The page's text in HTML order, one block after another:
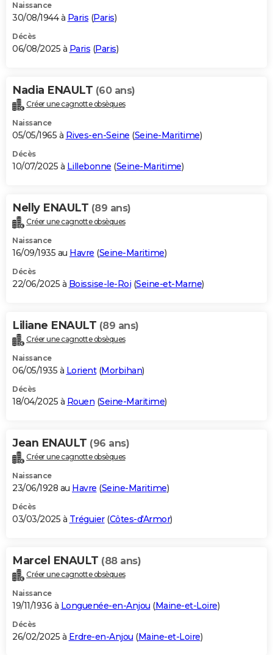
Naissance
30/08/1944 à Paris (Paris)
Décès
06/08/2025 à Paris (Paris)
Nadia ENAULT (60 ans)
Créer une cagnotte obsèques
Naissance
05/05/1965 à Rives-en-Seine (Seine-Maritime)
Décès
10/07/2025 à Lillebonne (Seine-Maritime)
Nelly ENAULT (89 ans)
Créer une cagnotte obsèques
Naissance
16/09/1935 au Havre (Seine-Maritime)
Décès
22/06/2025 à Boissise-le-Roi (Seine-et-Marne)
Liliane ENAULT (89 ans)
Créer une cagnotte obsèques
Naissance
06/05/1935 à Lorient(Morbihan)
Décès
18/04/2025 à Rouen (Seine-Maritime)
Jean ENAULT (96 ans)
Créer une cagnotte obsèques
Naissance
23/06/1928 au Havre (Seine-Maritime)
Décès
03/03/2025 à Tréguier(Côtes-d'Armor)
Marcel ENAULT (88 ans)
Créer une cagnotte obsèques
Naissance
19/11/1936 à Longuenée-en-Anjou (Maine-et-Loire)
Décès
26/02/2025 à Erdre-en-Anjou (Maine-et-Loire)